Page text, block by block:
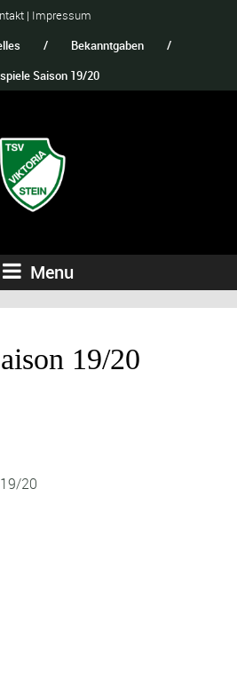
| Impressum
/ Bekanntgaben
/
Saison 19/20
Menu
19/20
20